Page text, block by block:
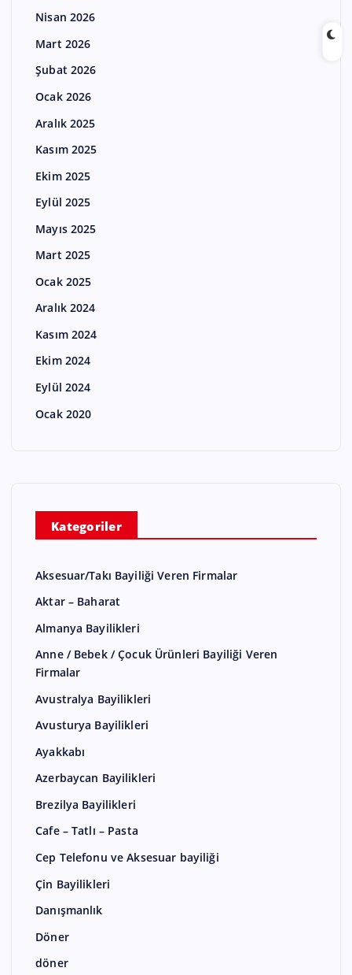
Nisan 2026
Mart 2026
Şubat 2026
Ocak 2026
Aralık 2025
Kasım 2025
Ekim 2025
Eylül 2025
Mayıs 2025
Mart 2025
Ocak 2025
Aralık 2024
Kasım 2024
Ekim 2024
Eylül 2024
Ocak 2020
Kategoriler
Aksesuar/Takı Bayiliği Veren Firmalar
Aktar – Baharat
Almanya Bayilikleri
Anne / Bebek / Çocuk Ürünleri Bayiliği Veren
Firmalar
Avustralya Bayilikleri
Avusturya Bayilikleri
Ayakkabı
Azerbaycan Bayilikleri
Brezilya Bayilikleri
Cafe – Tatlı – Pasta
Cep Telefonu ve Aksesuar bayiliği
Çin Bayilikleri
Danışmanlık
Döner
döner